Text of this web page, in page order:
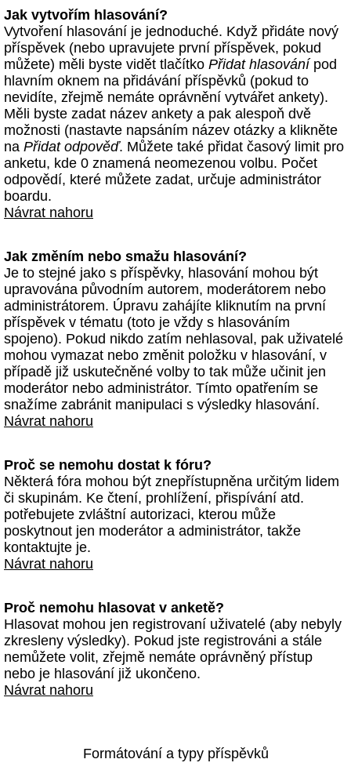
Jak vytvořím hlasování?
Vytvoření hlasování je jednoduché. Když přidáte nový
příspěvek (nebo upravujete první příspěvek, pokud
můžete) měli byste vidět tlačítko Přidat hlasovánípod
hlavním oknem na přidávání příspěvků (pokud to
nevidíte, zřejmě nemáte oprávnění vytvářet ankety).
Měli byste zadat název ankety a pak alespoň dvě
možnosti (nastavte napsáním název otázky a klikněte
na Přidat odpověď. Můžete také přidat časový limit pro
anketu, kde 0 znamená neomezenou volbu. Počet
odpovědí, které můžete zadat, určuje administrátor
boardu.
Návrat nahoru
Jak změním nebo smažu hlasování?
Je to stejné jako s příspěvky, hlasování mohou být
upravována původním autorem, moderátorem nebo
administrátorem. Úpravu zahájíte kliknutím na první
příspěvek v tématu (toto je vždy s hlasováním
spojeno). Pokud nikdo zatím nehlasoval, pak uživatelé
mohou vymazat nebo změnit položku v hlasování, v
případě již uskutečněné volby to tak může učinit jen
moderátor nebo administrátor. Tímto opatřením se
snažíme zabránit manipulaci s výsledky hlasování.
Návrat nahoru
Proč se nemohu dostat k fóru?
Některá fóra mohou být znepřístupněna určitým lidem
či skupinám. Ke čtení, prohlížení, přispívání atd.
potřebujete zvláštní autorizaci, kterou může
poskytnout jen moderátor a administrátor, takže
kontaktujte je.
Návrat nahoru
Proč nemohu hlasovat v anketě?
Hlasovat mohou jen registrovaní uživatelé (aby nebyly
zkresleny výsledky). Pokud jste registrováni a stále
nemůžete volit, zřejmě nemáte oprávněný přístup
nebo je hlasování již ukončeno.
Návrat nahoru
Formátování a typy příspěvků